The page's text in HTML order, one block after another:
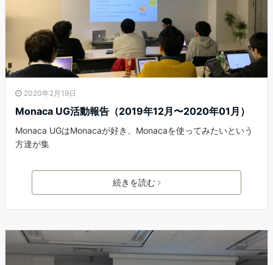
2020年2月19日
Monaca UG活動報告（2019年12月〜2020年01月）
Monaca UGはMonacaが好き、Monacaを使ってみたいという
方達が集
続きを読む